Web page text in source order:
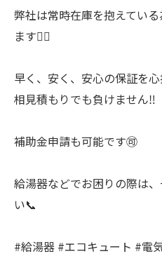
弊社は常時在庫を抱えてい
ます🙆‍♂️
早く、安く、安心の保証を
相見積もりでも負けません‼️
補助金申請も可能です🉑
給湯器などでお困りの際は
い📞
#給湯器 #エコキュート #電